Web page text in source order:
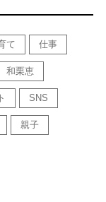
て 仕事
和栗恵
SNS
親子